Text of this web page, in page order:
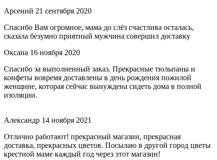
Арсений 21 сентября 2020
Спасибо Вам огромное, мама до слёз счастлива осталась,
сказала безумно приятный мужчина совершил доставку
Оксана 16 ноября 2020
Спасибо за выполненный заказ. Прекрасные тюльпаны и
конфеты вовремя доставлены в день рождения пожилой
женщине, которая сейчас вынуждена сидеть дома в полной
изоляции.
Александр 14 ноября 2021
Отлично работают! прекрасный магазин, прекрасная
доставка, прекрасных цветов. Посылаю в другой город цветы
крестной маме каждый год через этот магазин!